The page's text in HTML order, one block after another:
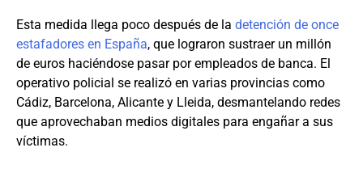
Esta medida llega poco después de la detención de once
estafadores en España, que lograron sustraer un millón
de euros haciéndose pasar por empleados de banca. El
operativo policial se realizó en varias provincias como
Cádiz, Barcelona, Alicante y Lleida, desmantelando redes
que aprovechaban medios digitales para engañar a sus
víctimas.